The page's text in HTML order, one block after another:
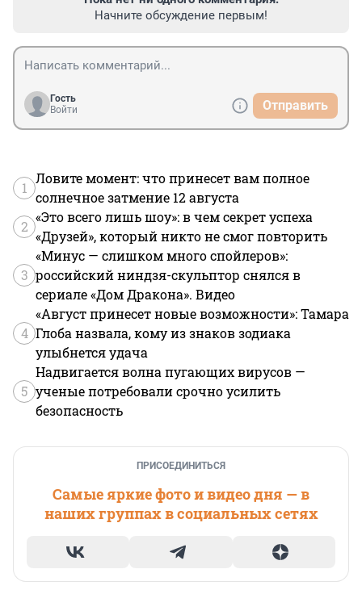
Начните обсуждение первым!
Гость
Войти
Отправить
1
Ловите момент: что принесет вам полное
солнечное затмение 12 августа
2
«Это всего лишь шоу»: в чем секрет успеха
«Друзей», который никто не смог повторить
3
«Минус — слишком много спойлеров»:
российский ниндзя-скульптор снялся в
сериале «Дом Дракона». Видео
4
«Август принесет новые возможности»: Тамара
Глоба назвала, кому из знаков зодиака
улыбнется удача
5
Надвигается волна пугающих вирусов —
ученые потребовали срочно усилить
безопасность
ПРИСОЕДИНИТЬСЯ
Самые яркие фото и видео дня — в
наших группах в социальных сетях